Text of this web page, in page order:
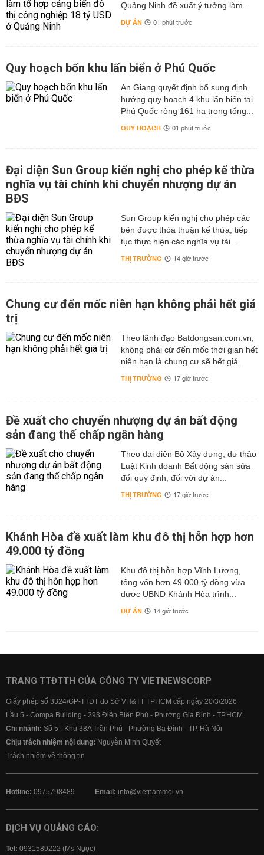
Quảng Ninh đề xuất ý tưởng làm...
DỰ ÁN 01 phút trước
Quy hoạch bốn khu lấn biển ở Phú Quốc
An Giang quyết định bổ sung định
hướng quy hoạch 4 khu lấn biển tại
Phú Quốc rộng 161 ha trong tổng...
QUY HOẠCH 01 phút trước
Đại diện Sun Group kiến nghị cho phép kế thừa
nghĩa vụ tài chính khi chuyển nhượng dự án
BĐS
Sun Group kiến nghị cho phép các
bên được thỏa thuận kế thừa, tiếp
tục thực hiện các nghĩa vụ tài...
THỊ TRƯỜNG 14 giờ trước
Chung cư đến mốc niên hạn không phải hết giá
trị
Theo lãnh đạo Batdongsan.com.vn,
không phải cứ đến mốc thời gian hết
niên hạn là chung cư sẽ hết giá...
THỊ TRƯỜNG 17 giờ trước
Đề xuất cho chuyển nhượng dự án bất động
sản đang thế chấp ngân hàng
Theo đại diện Bộ Xây dựng, dự thảo
Luật Kinh doanh Bất động sản sửa
đổi quy định, đối với dự án...
THỊ TRƯỜNG 17 giờ trước
Khánh Hòa đề xuất làm khu đô thị hỗn hợp hơn
49.000 tỷ đồng
Khu đô thị hỗn hợp Vĩnh Lương,
tổng vốn hơn 49.000 tỷ đồng vừa
được UBND Khánh Hòa trình...
DỰ ÁN 14 giờ trước
TRANG TTĐTTH CỦA CÔNG TY VIETNEWSCORP
Giấy phép số 3324/GP-TTĐT do Sở VH&TT TPHCM cấp ngày 20/3/2026
Lầu 5 - Compa Building - 293 Điện Biên Phủ - Phường Gia Định - TP.HCM
Chi nhánh: Số 5 - Khu 38A Trần Phú - Phường Ba Đình - TP. Hà Nội
Chịu trách nhiệm nội dung: Nguyễn Minh Quyết
Trách nhiệm về thông tin
Hotline: 0975798489 Email: info@vietnammoi.vn
DỊCH VỤ QUẢNG CÁO:
Tel: 0931589222 (Ms Ngọc)